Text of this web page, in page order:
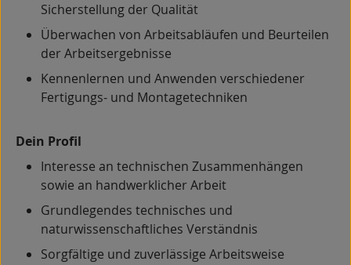
Sicherstellung der Qualität
Überwachen von Arbeitsabläufen und Beurteilen
der Arbeitsergebnisse
Kennenlernen und Anwenden verschiedener
Fertigungs- und Montagetechniken
Dein Profil
Interesse an technischen Zusammenhängen
sowie an handwerklicher Arbeit
Grundlegendes technisches und
naturwissenschaftliches Verständnis
Sorgfältige und zuverlässige Arbeitsweise